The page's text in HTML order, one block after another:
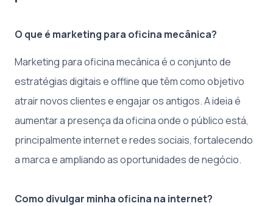
O que é marketing para oficina mecânica?
Marketing para oficina mecânica é o conjunto de
estratégias digitais e offline que têm como objetivo
atrair novos clientes e engajar os antigos. A ideia é
aumentar a presença da oficina onde o público está,
principalmente internet e redes sociais, fortalecendo
a marca e ampliando as oportunidades de negócio.
Como divulgar minha oficina na internet?